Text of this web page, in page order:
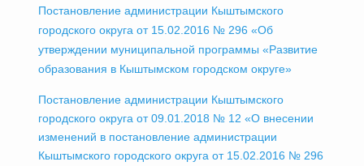
Постановление администрации Кыштымского
городского округа от 15.02.2016 № 296 «Об
утверждении муниципальной программы «Развитие
образования в Кыштымском городском округе»
Постановление администрации Кыштымского
городского округа от 09.01.2018 № 12 «О внесении
изменений в постановление администрации
Кыштымского городского округа от 15.02.2016 № 296